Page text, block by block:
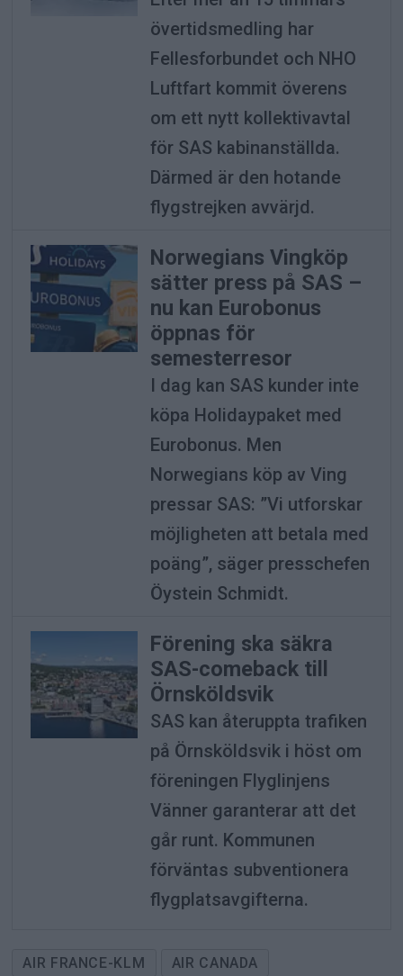
övertidsmedling har
Fellesforbundet och NHO
Luftfart kommit överens
om ett nytt kollektivavtal
för SAS kabinanställda.
Därmed är den hotande
flygstrejken avvärjd.
Norwegians Vingköp
sätter press på SAS –
nu kan Eurobonus
öppnas för
semesterresor
I dag kan SAS kunder inte
köpa Holidaypaket med
Eurobonus. Men
Norwegians köp av Ving
pressar SAS: ”Vi utforskar
möjligheten att betala med
poäng”, säger presschefen
Öystein Schmidt.
Förening ska säkra
SAS-comeback till
Örnsköldsvik
SAS kan återuppta trafiken
på Örnsköldsvik i höst om
föreningen Flyglinjens
Vänner garanterar att det
går runt. Kommunen
förväntas subventionera
flygplatsavgifterna.
AIR FRANCE-KLM
AIR CANADA